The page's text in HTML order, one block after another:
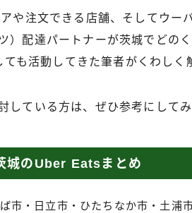
や注文できる店舗、そしてウー
）配達パートナーが茨城でどの
も活動してきた筆者がくわしく
ている方は、ぜひ参考にしてみ
城のUber Eatsまとめ
市・日立市・ひたちなか市・土浦